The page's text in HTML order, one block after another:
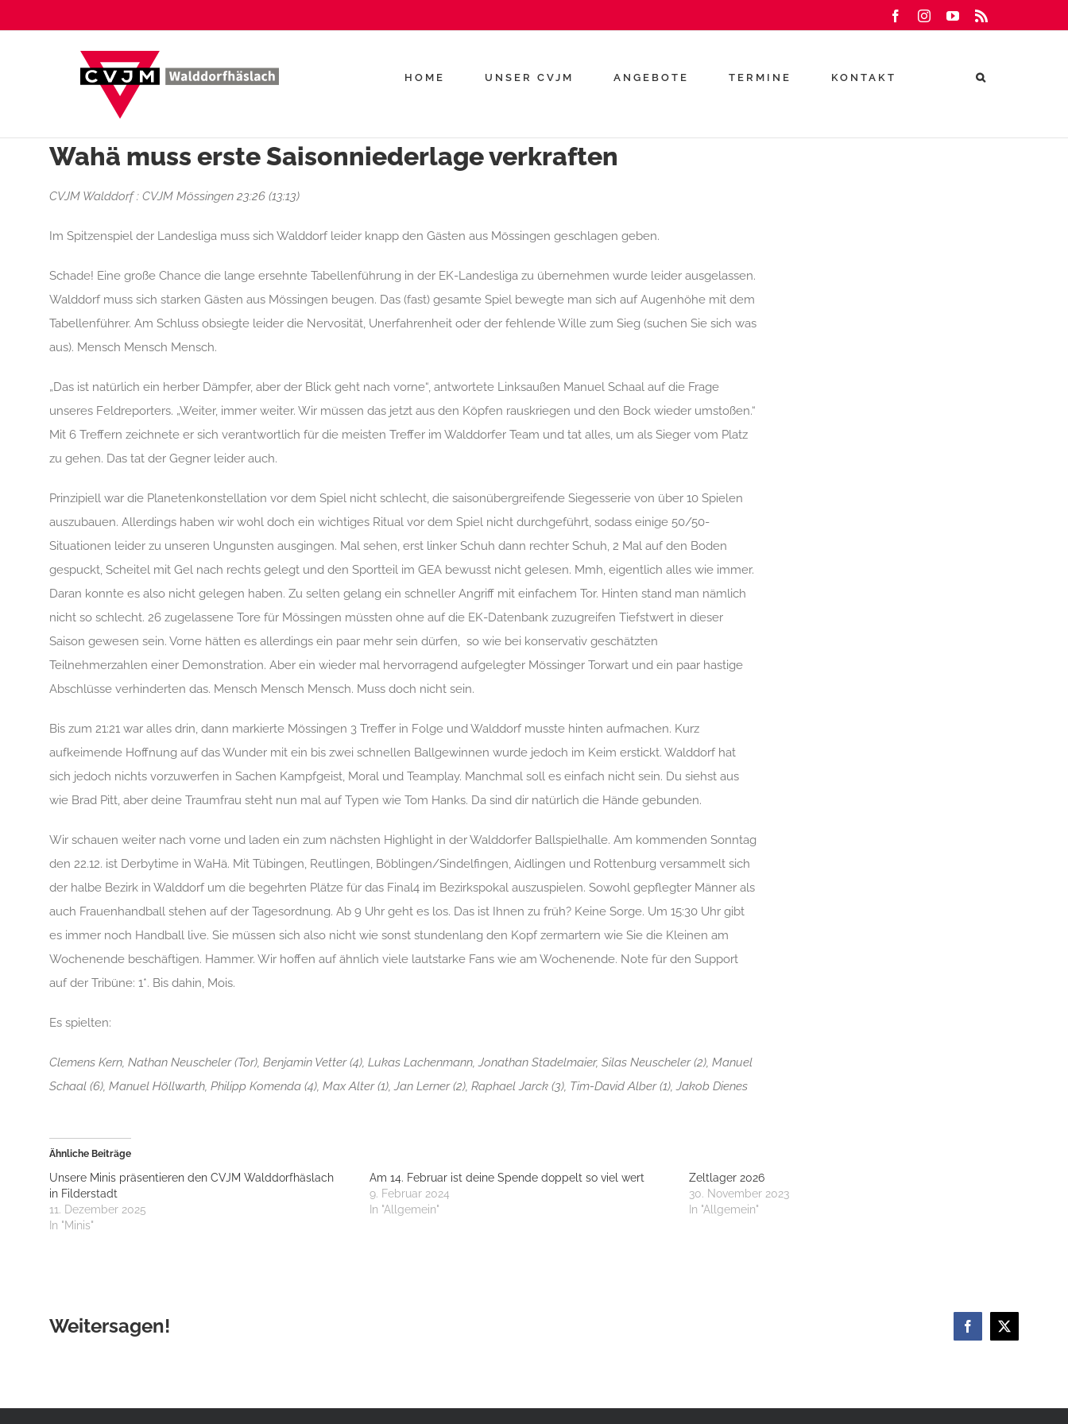
Inhalt
FacebookInstagramYouTube
HOME UNSER CVJM ANGEBOTE TERMINE KONTAKT
Wahä muss erste Saisonniederlage verkraften
CVJM Walddorf : CVJM Mössingen 23:26 (13:13)
Im Spitzenspiel der Landesliga muss sich Walddorf leider knapp den Gästen aus Mössingen geschlagen geben.
Schade! Eine große Chance die lange ersehnte Tabellenführung in der EK-Landesliga zu übernehmen wurde leider ausgelassen.
Walddorf muss sich starken Gästen aus Mössingen beugen. Das (fast) gesamte Spiel bewegte man sich auf Augenhöhe mit dem
Tabellenführer. Am Schluss obsiegte leider die Nervosität, Unerfahrenheit oder der fehlende Wille zum Sieg (suchen Sie sich was
aus). Mensch Mensch Mensch.
„Das ist natürlich ein herber Dämpfer, aber der Blick geht nach vorne“, antwortete Linksaußen Manuel Schaal auf die Frage
unseres Feldreporters. „Weiter, immer weiter. Wir müssen das jetzt aus den Köpfen rauskriegen und den Bock wieder umstoßen.“
Mit 6 Treffern zeichnete er sich verantwortlich für die meisten Treffer im Walddorfer Team und tat alles, um als Sieger vom Platz
zu gehen. Das tat der Gegner leider auch.
Prinzipiell war die Planetenkonstellation vor dem Spiel nicht schlecht, die saisonübergreifende Siegesserie von über 10 Spielen
auszubauen. Allerdings haben wir wohl doch ein wichtiges Ritual vor dem Spiel nicht durchgeführt, sodass einige 50/50-
Situationen leider zu unseren Ungunsten ausgingen. Mal sehen, erst linker Schuh dann rechter Schuh, 2 Mal auf den Boden
gespuckt, Scheitel mit Gel nach rechts gelegt und den Sportteil im GEA bewusst nicht gelesen. Mmh, eigentlich alles wie immer.
Daran konnte es also nicht gelegen haben. Zu selten gelang ein schneller Angriff mit einfachem Tor. Hinten stand man nämlich
nicht so schlecht. 26 zugelassene Tore für Mössingen müssten ohne auf die EK-Datenbank zuzugreifen Tiefstwert in dieser
Saison gewesen sein. Vorne hätten es allerdings ein paar mehr sein dürfen, so wie bei konservativ geschätzten
Teilnehmerzahlen einer Demonstration. Aber ein wieder mal hervorragend aufgelegter Mössinger Torwart und ein paar hastige
Abschlüsse verhinderten das. Mensch Mensch Mensch. Muss doch nicht sein.
Bis zum 21:21 war alles drin, dann markierte Mössingen 3 Treffer in Folge und Walddorf musste hinten aufmachen. Kurz
aufkeimende Hoffnung auf das Wunder mit ein bis zwei schnellen Ballgewinnen wurde jedoch im Keim erstickt. Walddorf hat
sich jedoch nichts vorzuwerfen in Sachen Kampfgeist, Moral und Teamplay. Manchmal soll es einfach nicht sein. Du siehst aus
wie Brad Pitt, aber deine Traumfrau steht nun mal auf Typen wie Tom Hanks. Da sind dir natürlich die Hände gebunden.
Wir schauen weiter nach vorne und laden ein zum nächsten Highlight in der Walddorfer Ballspielhalle. Am kommenden Sonntag
den 22.12. ist Derbytime in WaHä. Mit Tübingen, Reutlingen, Böblingen/Sindelfingen, Aidlingen und Rottenburg versammelt sich
der halbe Bezirk in Walddorf um die begehrten Plätze für das Final4 im Bezirkspokal auszuspielen. Sowohl gepflegter Männer als
auch Frauenhandball stehen auf der Tagesordnung. Ab 9 Uhr geht es los. Das ist Ihnen zu früh? Keine Sorge. Um 15:30 Uhr gibt
es immer noch Handball live. Sie müssen sich also nicht wie sonst stundenlang den Kopf zermartern wie Sie die Kleinen am
Wochenende beschäftigen. Hammer. Wir hoffen auf ähnlich viele lautstarke Fans wie am Wochenende. Note für den Support
auf der Tribüne: 1*. Bis dahin, Mois.
Es spielten:
Clemens Kern, Nathan Neuscheler (Tor), Benjamin Vetter (4), Lukas Lachenmann, Jonathan Stadelmaier, Silas Neuscheler (2), Manuel
Schaal (6), Manuel Höllwarth, Philipp Komenda (4), Max Alter (1), Jan Lerner (2), Raphael Jarck (3), Tim-David Alber (1), Jakob Dienes
Ähnliche Beiträge
Unsere Minis präsentieren den CVJM Walddorfhäslach
in Filderstadt
11. Dezember 2025
In "Minis"
Am 14. Februar ist deine Spende doppelt so viel wert
9. Februar 2024
In "Allgemein"
Zeltlager 2026
30. November 2023
In "Allgemein"
Weitersagen! Facebook
X